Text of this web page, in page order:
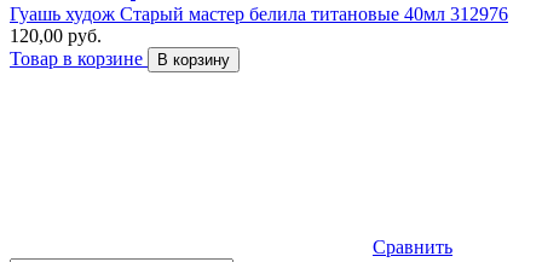
Гуашь худож Старый мастер белила титановые 40мл 312976
120,00 руб.
Товар в корзине
В корзину
Сравнить